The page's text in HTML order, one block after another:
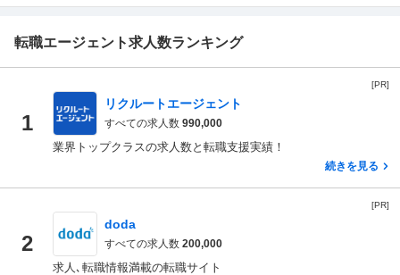
転職エージェント求人数ランキング
[PR]
1
リクルートエージェント
すべての求人数 990,000
業界トップクラスの求人数と転職支援実績！
続きを見る
[PR]
2
doda
すべての求人数 200,000
求人､転職情報満載の転職サイト